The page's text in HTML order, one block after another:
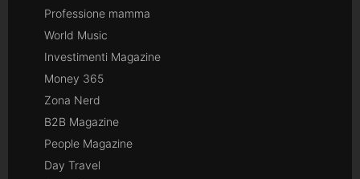
Professione mamma
World Music
Investimenti Magazine
Money 365
Zona Nerd
B2B Magazine
People Magazine
Day Travel